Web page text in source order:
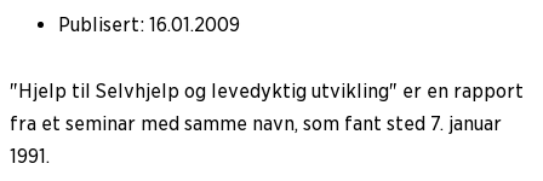
Publisert: 16.01.2009
"Hjelp til Selvhjelp og levedyktig utvikling" er en rapport
fra et seminar med samme navn, som fant sted 7. januar
1991.